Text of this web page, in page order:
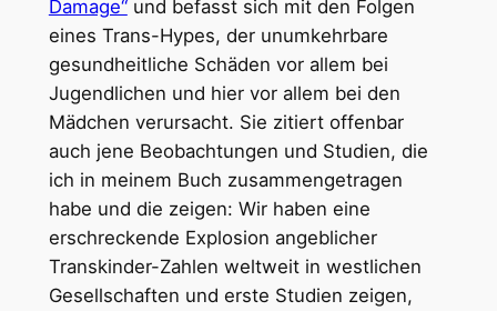
Damage“und befasst sich mit den Folgen
eines Trans-Hypes, der unumkehrbare
gesundheitliche Schäden vor allem bei
Jugendlichen und hier vor allem bei den
Mädchen verursacht. Sie zitiert offenbar
auch jene Beobachtungen und Studien, die
ich in meinem Buch zusammengetragen
habe und die zeigen: Wir haben eine
erschreckende Explosion angeblicher
Transkinder-Zahlen weltweit in westlichen
Gesellschaften und erste Studien zeigen,